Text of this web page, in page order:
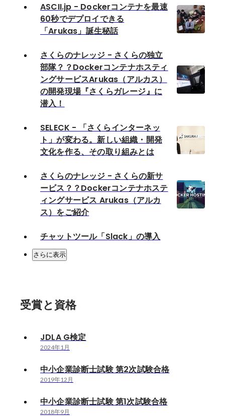
ASCII.jp - Dockerコンテナを最速
60秒でデプロイできる
「Arukas」誕生秘話
さくらのナレッジ - さくらの独立
部隊？？Dockerコンテナホスティ
ングサービスArukas（アルカス）
の開発現場『さくらガレージ』に
潜入！
SELECK - 「さくらインターネッ
ト」が変わる。新しい組織・開発
文化を作る、その取り組みとは
さくらのナレッジ - さくらの新サ
ービス？？Dockerコンテナホステ
ィングサービス Arukas（アルカ
ス）をご紹介
チャットツール「Slack」の導入
さらに表示
受賞と資格
JDLA G検定
2024年1月
中小企業診断士試験 第2次試験合格
2019年12月
中小企業診断士試験 第1次試験合格
2018年9月